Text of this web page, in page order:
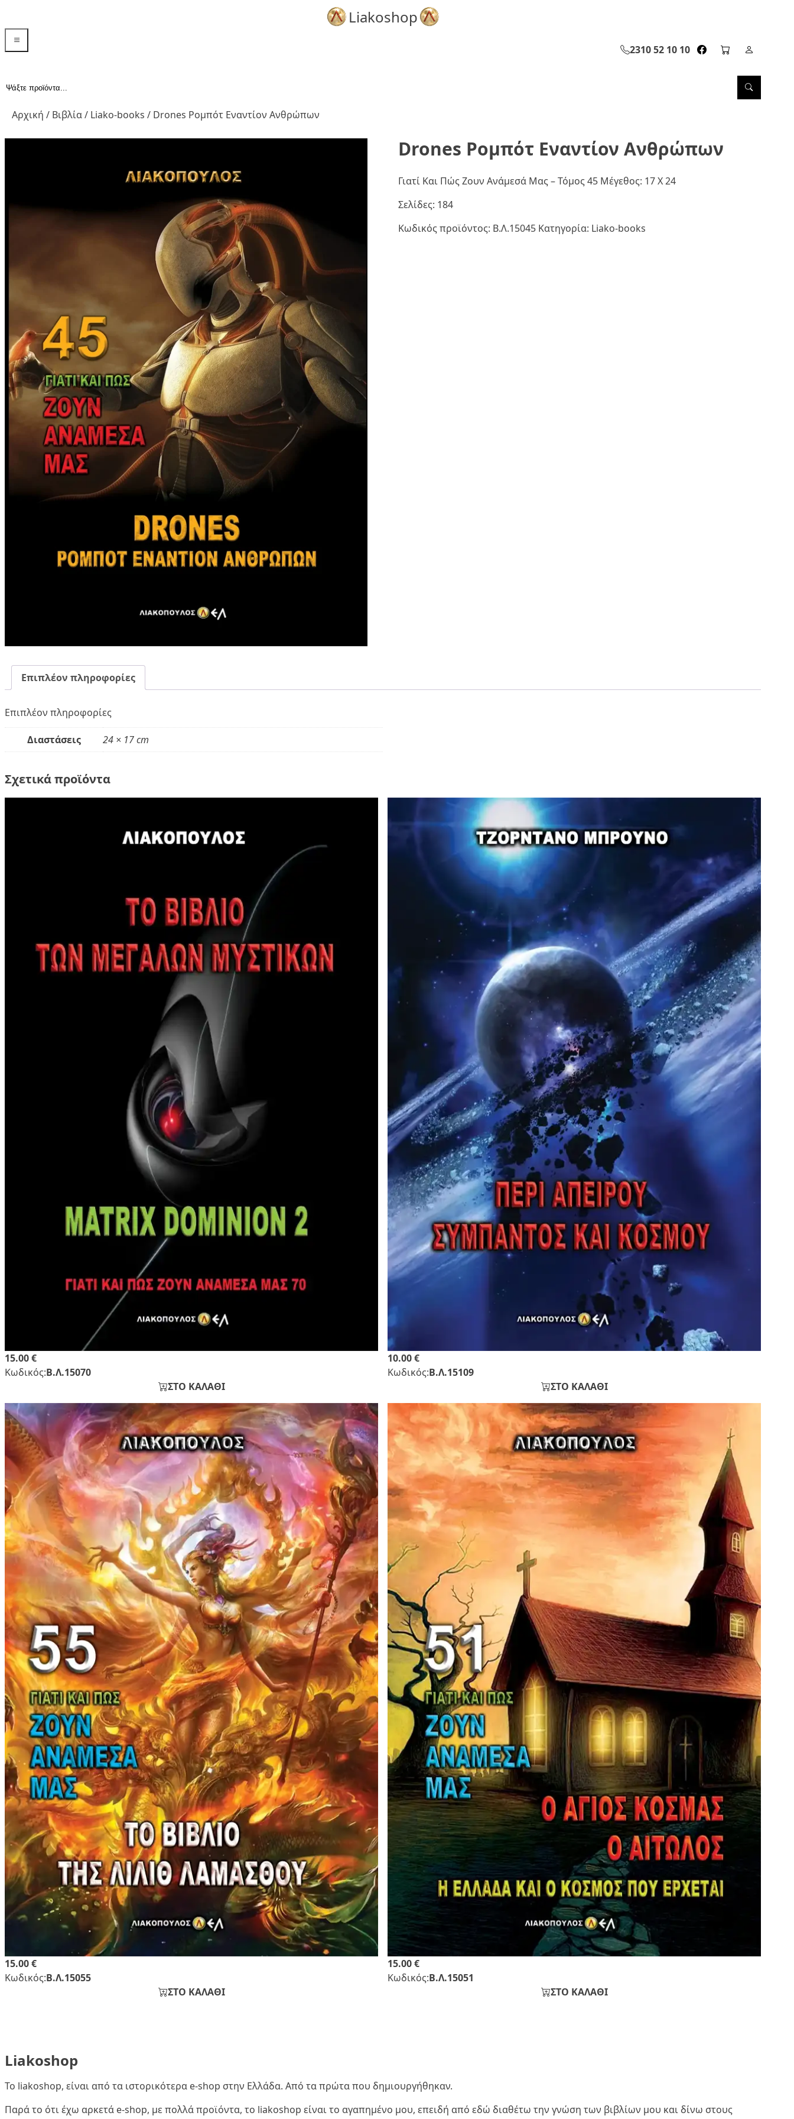
Liakoshop
2310 52 10 10 facebook page link
cart pageΣελίδα
Αναζήτηση...
Αρχική / Βιβλία/ Liako-books / Drones Ρομπότ Εναντίον Ανθρώπων
Drones Ρομπότ Εναντίον Ανθρώπων
Γιατί Και Πώς Ζουν Ανάμεσά Μας – Τόμος 45 Μέγεθος: 17 Χ 24
Σελίδες: 184
Κωδικός προϊόντος: Β.Λ.15045 Κατηγορία: Liako-books
Επιπλέον πληροφορίες
Επιπλέον πληροφορίες
Διαστάσεις 24 × 17 cm
Σχετικά προϊόντα
15.00 €
Κωδικός:Β.Λ.15070
ΣΤΟ ΚΑΛΑΘΙ
10.00 €
Κωδικός:Β.Λ.15109
ΣΤΟ ΚΑΛΑΘΙ
15.00 €
Κωδικός:Β.Λ.15055
ΣΤΟ ΚΑΛΑΘΙ
15.00 €
Κωδικός:Β.Λ.15051
ΣΤΟ ΚΑΛΑΘΙ
Liakoshop
Το liakoshop, είναι από τα ιστορικότερα e-shop στην Ελλάδα. Από τα πρώτα που δημιουργήθηκαν.
Παρά το ότι έχω αρκετά e-shop, με πολλά προϊόντα, το liakoshop είναι το αγαπημένο μου, επειδή από εδώ διαθέτω την γνώση των βιβλίων μου και δίνω στους